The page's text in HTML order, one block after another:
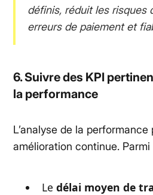
définis, réduit les risques
erreurs de paiement et
6. Suivre des KPI
la performance
L’analyse de la
amélioration continue.
Ledélai moyen de